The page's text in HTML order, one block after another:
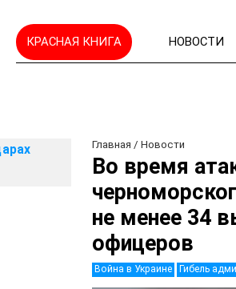
КРАСНАЯ КНИГА НОВОСТИ
Главная /Новости
Во время
не менее 34
офицеров
Война в Украине Гибель